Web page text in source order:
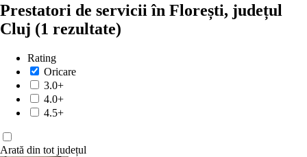
Prestatori de servicii în Florești, județul
Cluj (1 rezultate)
Rating
Oricare
3.0+
4.0+
4.5+
Arată din tot județul